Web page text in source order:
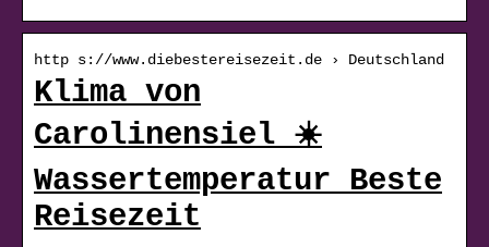
http s://www.diebestereisezeit.de › Deutschland
Klima von
Carolinensiel ☀️
Wassertemperatur Beste
Reisezeit